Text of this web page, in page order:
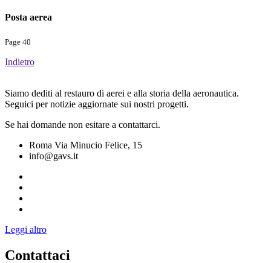
Posta aerea
Page 40
Indietro
Siamo dediti al restauro di aerei e alla storia della aeronautica.
Seguici per notizie aggiornate sui nostri progetti.
Se hai domande non esitare a contattarci.
Roma Via Minucio Felice, 15
info@gavs.it
Leggi altro
Contattaci